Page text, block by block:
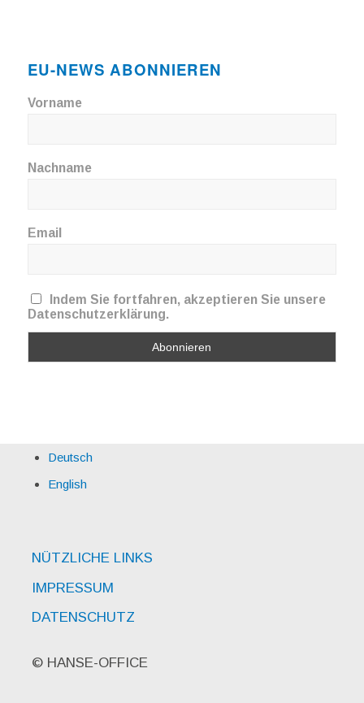
EU-NEWS ABONNIEREN
Vorname
Nachname
Email
Indem Sie fortfahren, akzeptieren Sie unsere
Datenschutzerklärung.
Deutsch
English
NÜTZLICHE LINKS
IMPRESSUM
DATENSCHUTZ
© HANSE-OFFICE